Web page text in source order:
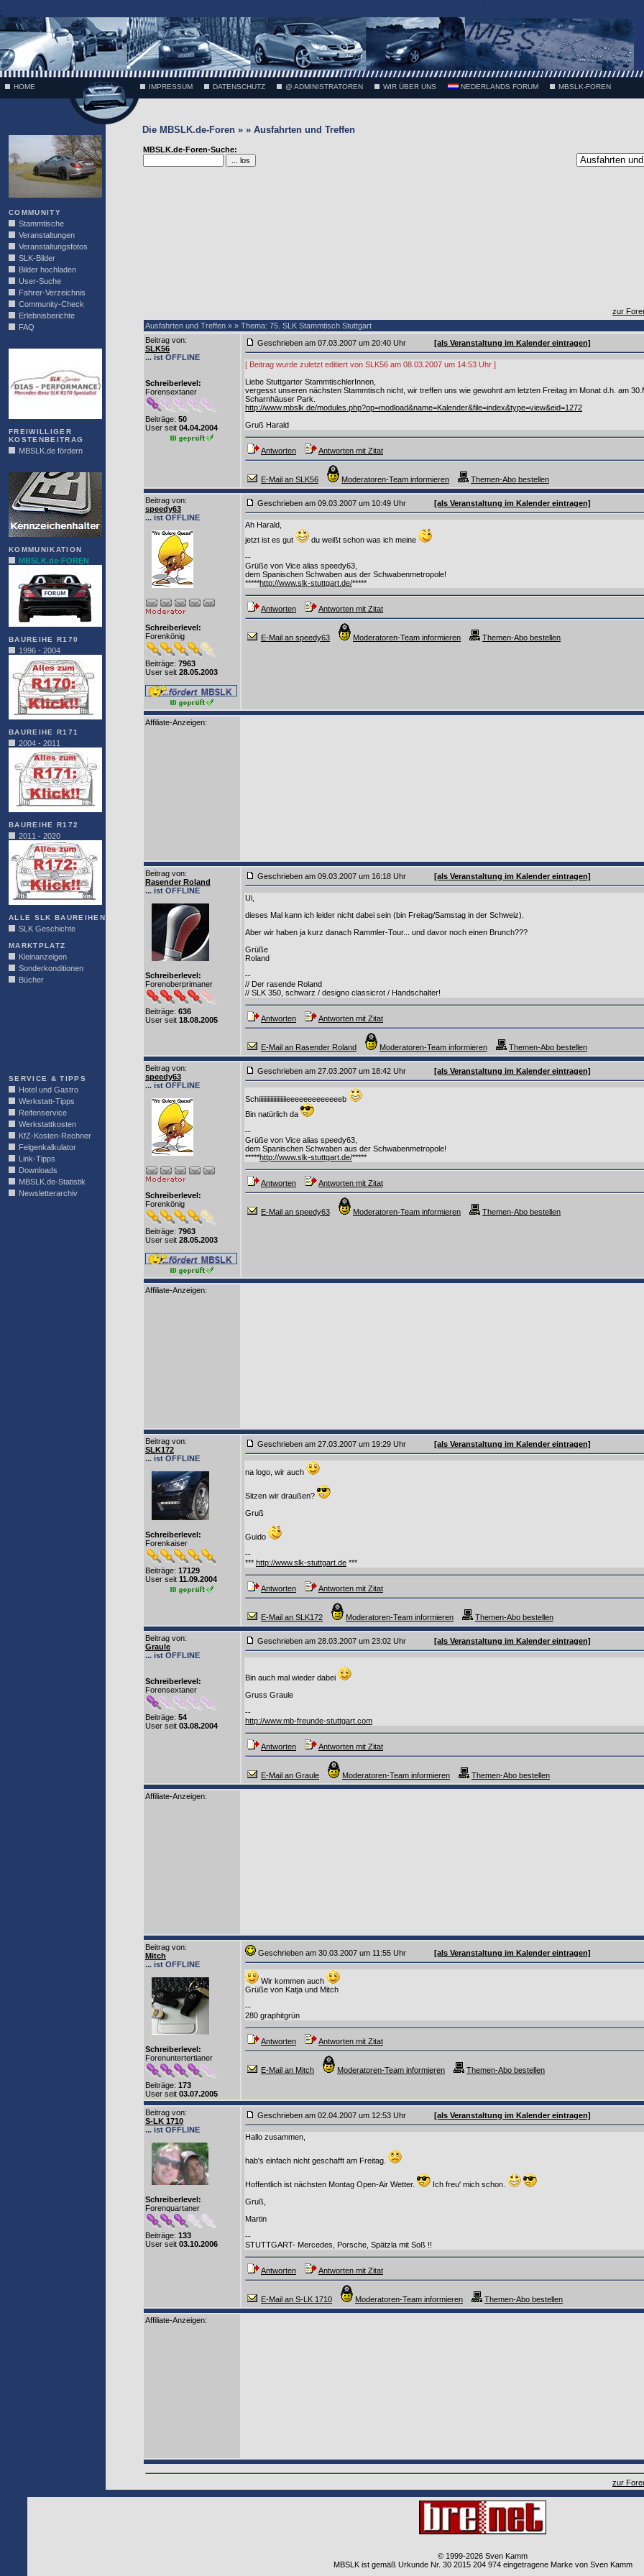
;
HOME IMPRESSUM DATENSCHUTZ @ ADMINISTRATOREN WIR ÜBER UNS NEDERLANDS FORUM MBSLK-FOREN
COMMUNITY
Stammtische
Veranstaltungen
Veranstaltungsfotos
SLK-Bilder
Bilder hochladen
User-Suche
Fahrer-Verzeichnis
Community-Check
Erlebnisberichte
FAQ
FREIWILLIGER
KOSTENBEITRAG
MBSLK.de fördern
KOMMUNIKATION
MBSLK.de-FOREN
BAUREIHE R170
1996 - 2004
BAUREIHE R171
2004 - 2011
BAUREIHE R172
2011 - 2020
ALLE SLK BAUREIHEN
SLK Geschichte
MARKTPLATZ
Kleinanzeigen
Sonderkonditionen
Bücher
SERVICE & TIPPS
Hotel und Gastro
Werkstatt-Tipps
Reifenservice
Werkstattkosten
KfZ-Kosten-Rechner
Felgenkalkulator
Link-Tipps
Downloads
MBSLK.de-Statistik
Newsletterarchiv
Die MBSLK.de-Foren » » Ausfahrten und Treffen
MBSLK.de-Foren-Suche:
zur
Ausfahrten und Treffen » » Thema: 75. SLK Stammtisch Stuttgart
Beitrag von:
SLK56
... ist OFFLINE
Schreiberlevel:
Forensextaner
Beiträge: 50
User seit 04.04.2004
Geschrieben am 07.03.2007 um 20:40 Uhr [als Veranstaltung im Kalender eintragen]
[ Beitrag wurde zuletzt editiert von SLK56 am 08.03.2007 um 14:53 Uhr ]
Liebe Stuttgarter StammtischlerInnen,
vergesst unseren nächsten Stammtisch nicht, wir treffen uns wie gewohnt am letzten Freitag im Monat d.h. am
Scharnhäuser Park.
http://www.mbslk.de/modules.php?op=modload&name=Kalender&file=index&type=view&eid=1272
Gruß Harald
Antworten Antworten mit Zitat
E-Mail an SLK56 Moderatoren-Team informieren Themen-Abo bestellen
Beitrag von:
speedy63
... ist OFFLINE
Schreiberlevel:
Forenkönig
Beiträge: 7963
User seit 28.05.2003
Geschrieben am 09.03.2007 um 10:49 Uhr [als Veranstaltung im Kalender eintragen]
Ah Harald,
jetzt ist es gut
du weißt schon was ich meine
--
Grüße von Vice alias speedy63,
dem Spanischen Schwaben aus der Schwabenmetropole!
*****http://www.slk-stuttgart.de/*****
Antworten Antworten mit Zitat
E-Mail an speedy63 Moderatoren-Team informieren Themen-Abo bestellen
Affiliate-Anzeigen:
Beitrag von:
Rasender Roland
... ist OFFLINE
Schreiberlevel:
Forenoberprimaner
Beiträge: 636
User seit 18.08.2005
Geschrieben am 09.03.2007 um 16:18 Uhr [als Veranstaltung im Kalender eintragen]
Ui,
dieses Mal kann ich leider nicht dabei sein (bin Freitag/Samstag in der Schweiz).
Aber wir haben ja kurz danach Rammler-Tour... und davor noch einen Brunch???
Grüße
Roland
--
// Der rasende Roland
// SLK 350, schwarz / designo classicrot / Handschalter!
Antworten Antworten mit Zitat
E-Mail an Rasender Roland Moderatoren-Team informieren Themen-Abo bestellen
Beitrag von:
speedy63
... ist OFFLINE
Schreiberlevel:
Forenkönig
Beiträge: 7963
User seit 28.05.2003
Geschrieben am 27.03.2007 um 18:42 Uhr [als Veranstaltung im Kalender eintragen]
Schiiiiiiiiiiiiiiiiiiieeeeeeeeeeeeeb
Bin natürlich da
--
Grüße von Vice alias speedy63,
dem Spanischen Schwaben aus der Schwabenmetropole!
*****http://www.slk-stuttgart.de/*****
Antworten Antworten mit Zitat
E-Mail an speedy63 Moderatoren-Team informieren Themen-Abo bestellen
Affiliate-Anzeigen:
Beitrag von:
SLK172
... ist OFFLINE
Schreiberlevel:
Forenkaiser
Beiträge: 17129
User seit 11.09.2004
Geschrieben am 27.03.2007 um 19:29 Uhr [als Veranstaltung im Kalender eintragen]
na logo, wir auch
Sitzen wir draußen?
Gruß
Guido
--
*** http://www.slk-stuttgart.de ***
Antworten Antworten mit Zitat
E-Mail an SLK172 Moderatoren-Team informieren Themen-Abo bestellen
Beitrag von:
Graule
... ist OFFLINE
Schreiberlevel:
Forensextaner
Beiträge: 54
User seit 03.08.2004
Geschrieben am 28.03.2007 um 23:02 Uhr [als Veranstaltung im Kalender eintragen]
Bin auch mal wieder dabei
Gruss Graule
--
http://www.mb-freunde-stuttgart.com
Antworten Antworten mit Zitat
E-Mail an Graule Moderatoren-Team informieren Themen-Abo bestellen
Affiliate-Anzeigen:
Beitrag von:
Mitch
... ist OFFLINE
Schreiberlevel:
Forenuntertertianer
Beiträge: 173
User seit 03.07.2005
Geschrieben am 30.03.2007 um 11:55 Uhr [als Veranstaltung im Kalender eintragen]
Wir kommen auch
Grüße von Katja und Mitch
--
280 graphitgrün
Antworten Antworten mit Zitat
E-Mail an Mitch Moderatoren-Team informieren Themen-Abo bestellen
Beitrag von:
S-LK 1710
... ist OFFLINE
Schreiberlevel:
Forenquartaner
Beiträge: 133
User seit 03.10.2006
Geschrieben am 02.04.2007 um 12:53 Uhr [als Veranstaltung im Kalender eintragen]
Hallo zusammen,
hab's einfach nicht geschafft am Freitag.
Hoffentlich ist nächsten Montag Open-Air Wetter.
Ich freu' mich schon.
Gruß,
Martin
--
STUTTGART- Mercedes, Porsche, Spätzla mit Soß !!
Antworten Antworten mit Zitat
E-Mail an S-LK 1710 Moderatoren-Team informieren Themen-Abo bestellen
Affiliate-Anzeigen:
zur
© 1999-2026 Sven Kamm
MBSLK ist gemäß Urkunde Nr. 30 2015 204 974 eingetragene Marke von Sven Kamm